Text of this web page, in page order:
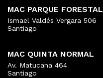
MAC PARQUE FORESTAL
Ismael Valdés Vergara 506
Santiago
MAC QUINTA NORMAL
Av. Matucana 464
Santiago